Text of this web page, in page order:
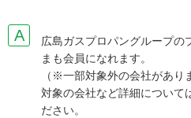
広島ガスプロパングループの
まも会員になれます。
（※一部対象外の会社があり
対象の会社など詳細について
ださい。